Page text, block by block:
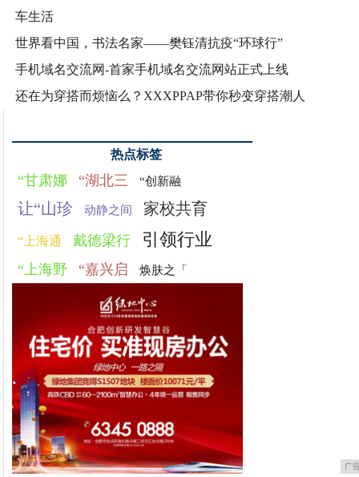
车生活
世界看中国，书法名家——樊钰清抗疫“环球行”
手机域名交流网-首家手机域名交流网站正式上线
还在为穿搭而烦恼么？XXXPPAP带你秒变穿搭潮人
热点标签
“甘肃娜 “湖北三 “创新融
让“山珍 动静之间 家校共育
“上海通 戴德梁行 引领行业
“上海野 “嘉兴启 焕肤之「
广